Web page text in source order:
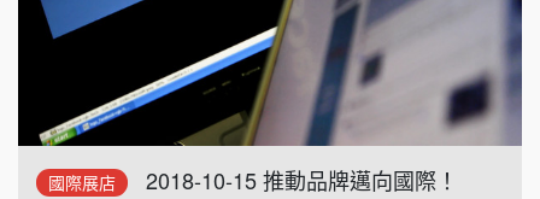
國際展店
2018-10-15 推動品牌邁向國際！